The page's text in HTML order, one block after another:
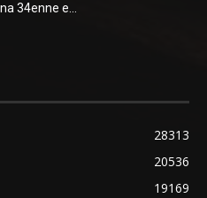
34enne e...
28313
20536
19169